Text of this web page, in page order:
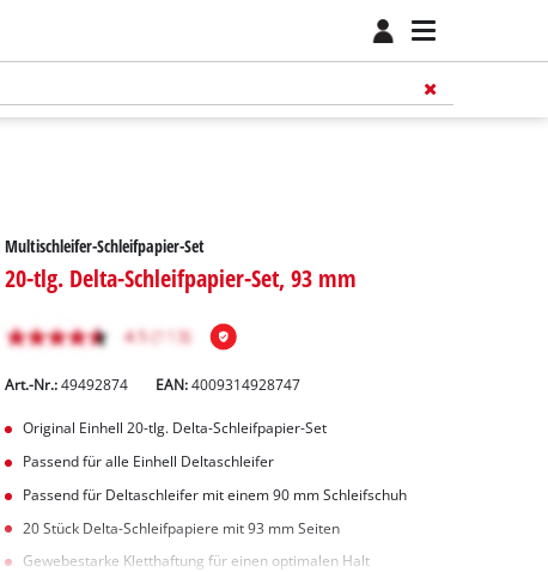
Multischleifer-Schleifpapier-Set
20-tlg. Delta-Schleifpapier-Set, 93 mm
Art.-Nr.: 49492874 EAN:4009314928747
Original Einhell 20-tlg. Delta-Schleifpapier-Set
Passend für alle Einhell Deltaschleifer
Passend für Deltaschleifer mit einem 90 mm Schleifschuh
20 Stück Delta-Schleifpapiere mit 93 mm Seiten
Gewebestarke Kletthaftung für einen optimalen Halt